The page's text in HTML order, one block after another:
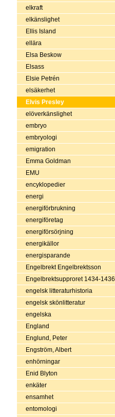
elkraft
elkänslighet
Ellis Island
ellära
Elsa Beskow
Elsass
Elsie Petrén
elsäkerhet
Elvis Presley
elöverkänslighet
embryo
embryologi
emigration
Emma Goldman
EMU
encyklopedier
energi
energiförbrukning
energiföretag
energiförsörjning
energikällor
energisparande
Engelbrekt Engelbrektsson
Engelbrektsupproret 1434-1436
engelsk litteraturhistoria
engelsk skönlitteratur
engelska
England
Englund, Peter
Engström, Albert
enhörningar
Enid Blyton
enkäter
ensamhet
entomologi